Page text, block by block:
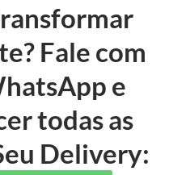
Fale com
e
todas as
Delivery: